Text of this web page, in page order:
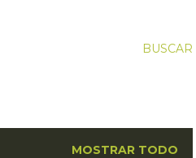
BUSCAR
MOSTRAR TODO